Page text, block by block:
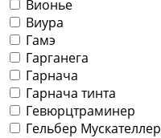
Вионье
Виура
Гамэ
Гарганега
Гарнача
Гарнача тинта
Гевюрцтраминер
Гельбер Мускателлер